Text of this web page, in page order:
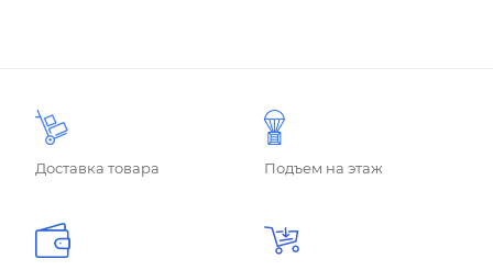
Доставка товара Подъем на этаж